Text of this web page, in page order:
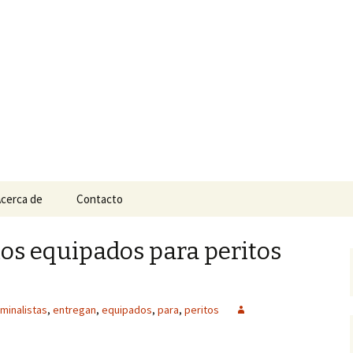
de Contacto
equipados para peritos
, entregan, equipados, para, peritos